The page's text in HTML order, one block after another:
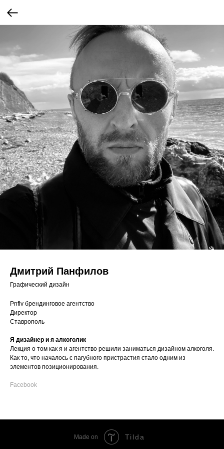
Дмитрий Панфилов
Графический дизайн
Pnflv брендинговое агентство
Директор
Ставрополь
Я дизайнер и я алкоголик
Лекция о том как я и агентство решили заниматься дизайном алкоголя.
Как то, что началось с пагубного пристрастия стало одним из
элементов позиционирования.
Facebook
Made on Tilda